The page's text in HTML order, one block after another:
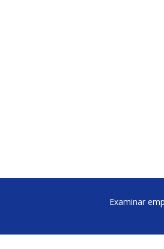
Examinar